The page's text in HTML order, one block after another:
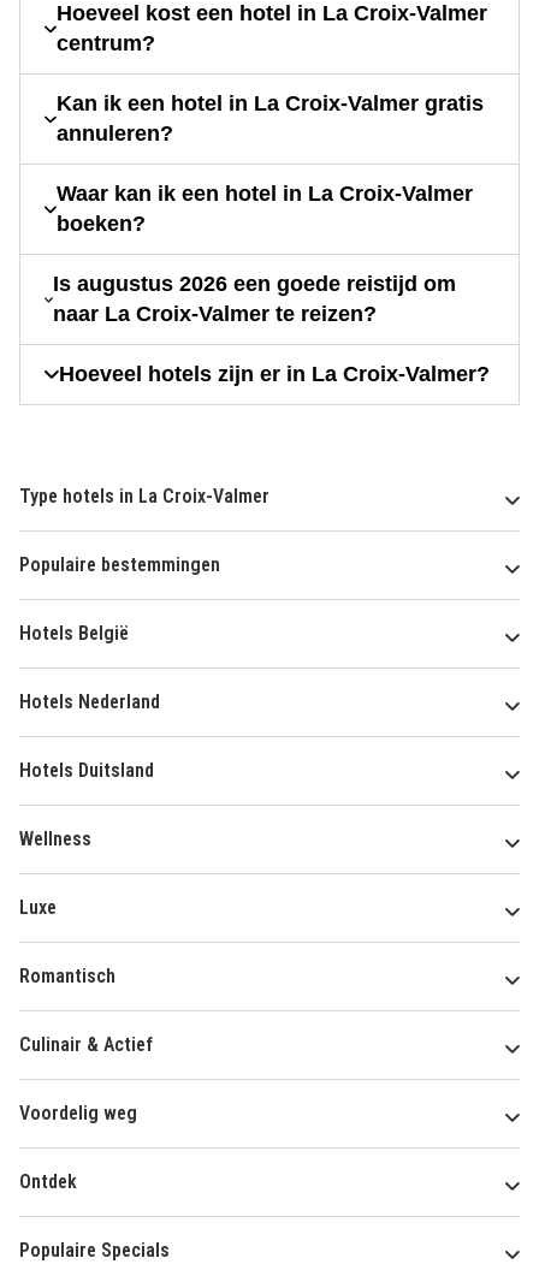
Hoeveel kost een hotel in La Croix-Valmer
centrum?
Kan ik een hotel in La Croix-Valmer gratis
annuleren?
Waar kan ik een hotel in La Croix-Valmer
boeken?
Is augustus 2026 een goede reistijd om
naar La Croix-Valmer te reizen?
Hoeveel hotels zijn er in La Croix-Valmer?
Type hotels in La Croix-Valmer
Populaire bestemmingen
Hotels België
Hotels Nederland
Hotels Duitsland
Wellness
Luxe
Romantisch
Culinair & Actief
Voordelig weg
Ontdek
Populaire Specials